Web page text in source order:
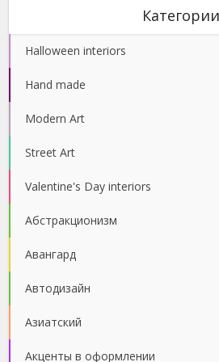
Категории
Halloween interiors
Hand made
Modern Art
Street Art
Valentine's Day interiors
Абстракционизм
Авангард
Автодизайн
Азиатский
Акценты в оформлении